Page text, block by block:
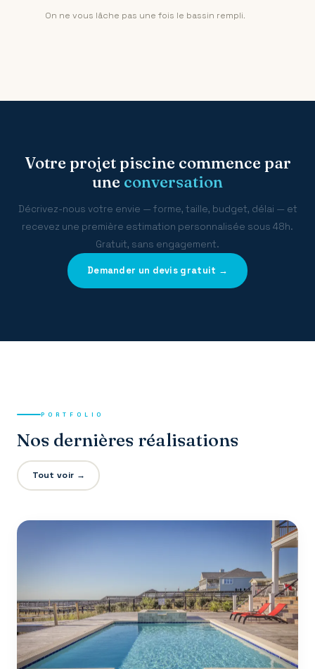
On ne vous lâche pas une fois le bassin rempli.
Votre projet piscine commence par
une conversation
Décrivez-nous votre envie — forme, taille, budget, délai — et
recevez une première estimation personnalisée sous 48h.
Gratuit, sans engagement.
Demander un devis gratuit →
PORTFOLIO
Nos dernières réalisations
Tout voir →